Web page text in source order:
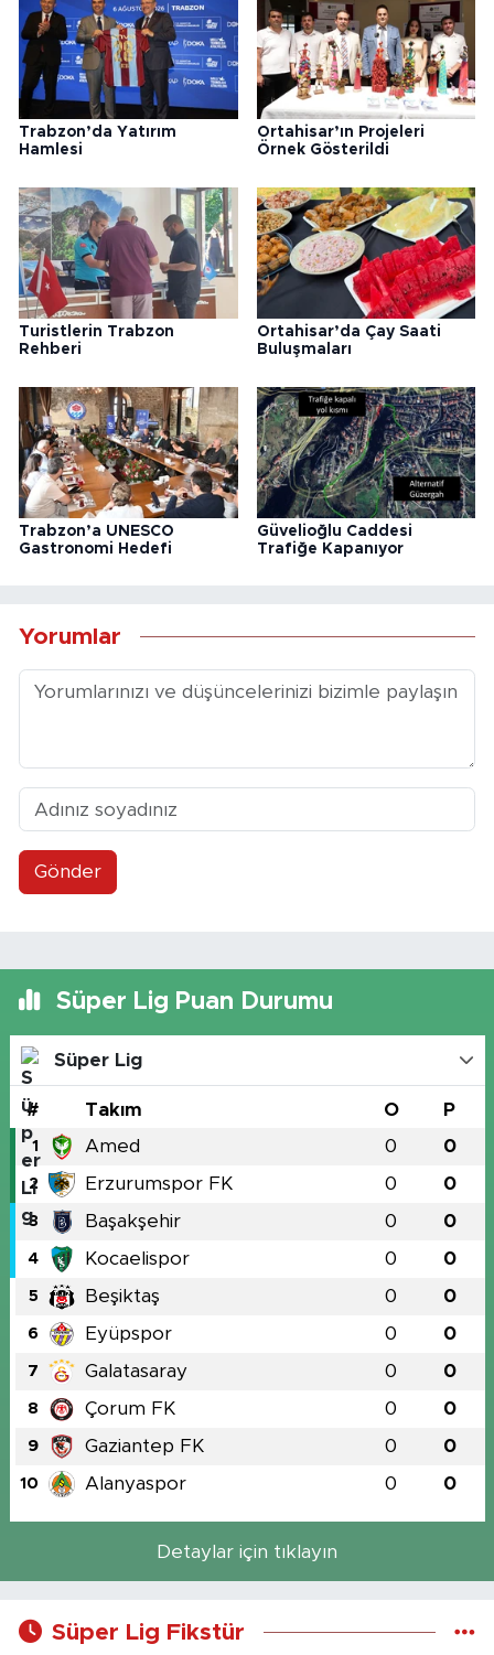
Trabzon’da Yatırım
Hamlesi
Ortahisar’ın Projeleri
Örnek Gösterildi
Turistlerin Trabzon
Rehberi
Ortahisar’da Çay Saati
Buluşmaları
Trabzon’a UNESCO
Gastronomi Hedefi
Güvelioğlu Caddesi
Trafiğe Kapanıyor
Yorumlar
Gönder
Süper Lig Puan Durumu
Süper Lig
# Takım O P
1 Amed 0 0
2 Erzurumspor FK 0 0
3 Başakşehir 0 0
4 Kocaelispor 0 0
5 Beşiktaş 0 0
6 Eyüpspor 0 0
7 Galatasaray 0 0
8 Çorum FK 0 0
9 Gaziantep FK 0 0
10 Alanyaspor 0 0
Detaylar için tıklayın
Süper Lig Fikstür